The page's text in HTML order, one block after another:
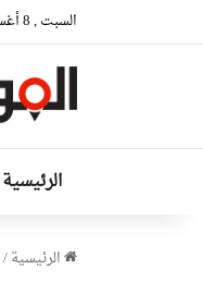
السبت , 8 أغسطس 2026
الرئيسية
الرئيسية/